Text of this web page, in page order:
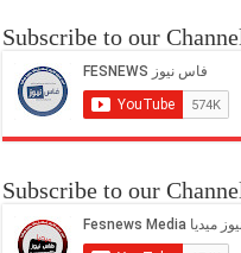
Subscribe to our
Subscribe to our